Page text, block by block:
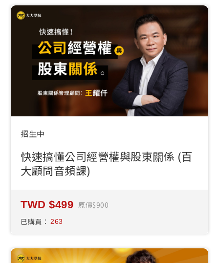
招生中
快速搞懂公司經營權與股東關係 (百
大顧問音頻課)
499 原價 900
已購買：
263